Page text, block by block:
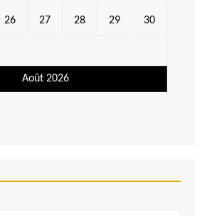
Août 2026
26 27 28 29 30